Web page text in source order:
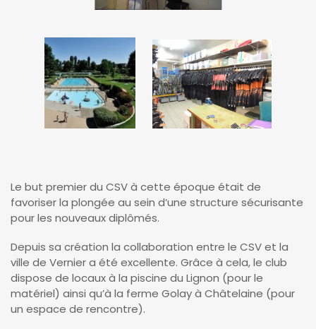
Le but premier du CSV à cette époque était de
favoriser la plongée au sein d’une structure sécurisante
pour les nouveaux diplômés.
Depuis sa création la collaboration entre le CSV et la
ville de Vernier a été excellente. Grâce à cela, le club
dispose de locaux à la piscine du Lignon (pour le
matériel) ainsi qu’à la ferme Golay à Châtelaine (pour
un espace de rencontre).